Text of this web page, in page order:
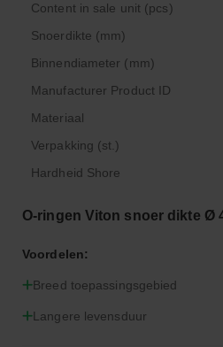
Content in sale unit (pcs)
Snoerdikte (mm)
Binnendiameter (mm)
Manufacturer Product ID
Materiaal
Verpakking (st.)
Hardheid Shore
O-ringen Viton snoer dikte Ø
Voordelen:
Breed toepassingsgebied
Langere levensduur